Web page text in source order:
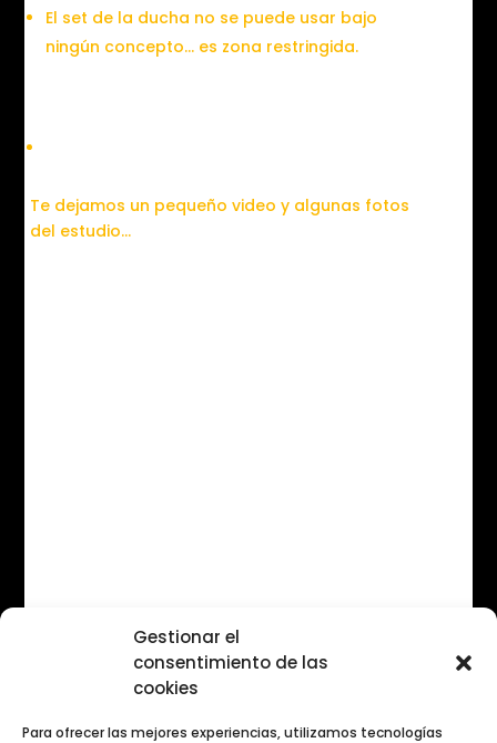
Gestionar el
consentimiento de las
cookies
Para ofrecer las mejores experiencias, utilizamos tecnologías
El set de la ducha no se puede usar bajo
ningún concepto… es zona restringida.
Te dejamos un pequeño video y algunas fotos
del estudio…